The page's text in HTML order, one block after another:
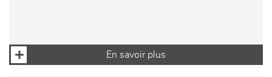
En savoir plus